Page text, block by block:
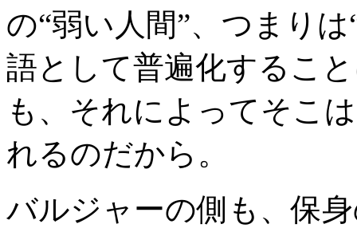
の“弱い人間”、つまり
語として普遍化するこ
も、それによってそこ
れるのだから。
バルジャーの側も、保